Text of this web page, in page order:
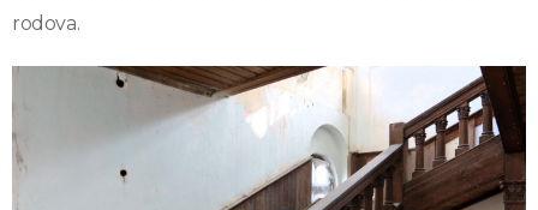
rodova.